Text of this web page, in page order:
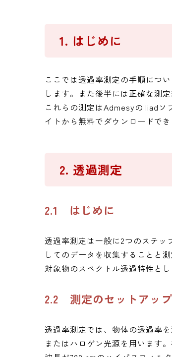
1. はじめに
ここでは透過率測定の手順につ
します。また後半には正確な測
これらの測定はAdmesyのIliad
イトから無料でダウンロードでき
2. 透過測定
2.1 はじめに
透過率測定は一般に2つのステッ
してのデータを収集することと
対象物のスペクトル透過特性と
2.2 測定のセットアップ
透過率測定では、物体の透過率
またはハロゲン光源を用います